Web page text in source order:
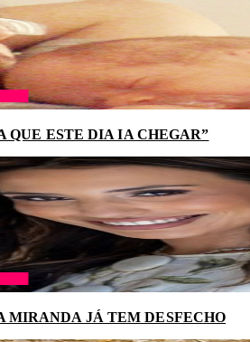
QUE ESTE DIA IA CHEGAR”
MIRANDA JÁ TEM DESFECHO